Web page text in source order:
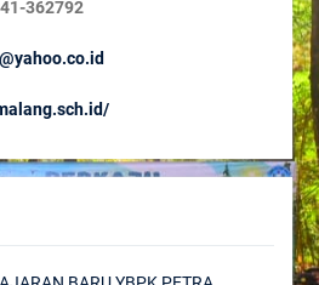
362792